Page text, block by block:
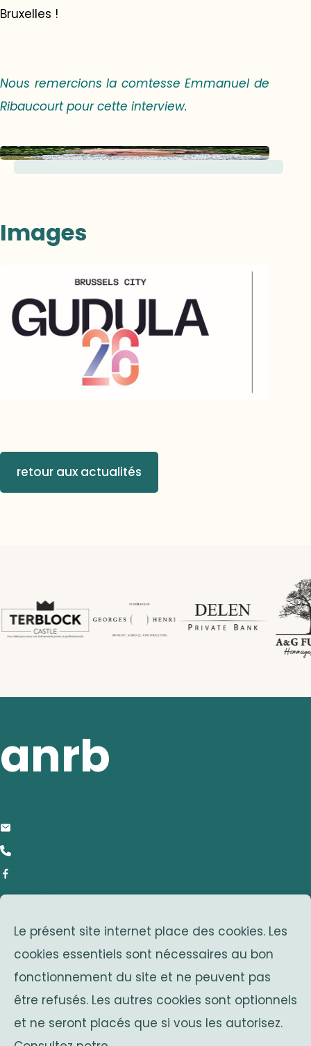
Le présent site internet place des cookies. Les
cookies essentiels sont nécessaires au bon
fonctionnement du site et ne peuvent pas
être refusés. Les autres cookies sont optionnels
et ne seront placés que si vous les autorisez.
Bruxelles !
Nous remercions la comtesse Emmanuel de
Ribaucourt pour cette interview.
Images
retour aux actualités
anrb
adresse
Avenue Franklin Roosevelt 25
1050 Bruxelles
Belgium
associations sœurs
Solidaritas